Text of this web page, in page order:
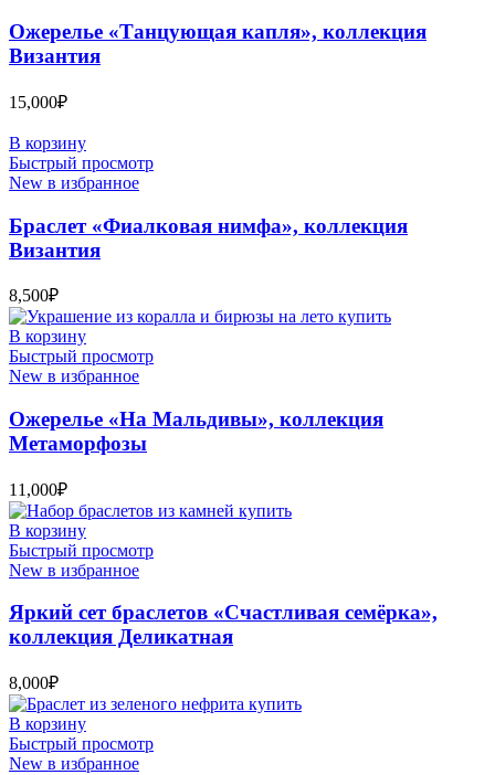
Ожерелье «Танцующая капля», коллекция
Византия
15,000₽
В корзину
Быстрый просмотр
New в избранное
Браслет «Фиалковая нимфа», коллекция
Византия
8,500₽
В корзину
Быстрый просмотр
New в избранное
Ожерелье «На Мальдивы», коллекция
Метаморфозы
11,000₽
В корзину
Быстрый просмотр
New в избранное
Яркий сет браслетов «Счастливая семёрка»,
коллекция Деликатная
8,000₽
В корзину
Быстрый просмотр
New в избранное